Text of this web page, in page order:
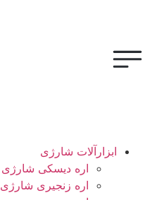
ابزارآلات شارژی
اره دیسکی شارژی
اره زنجیری شارژی